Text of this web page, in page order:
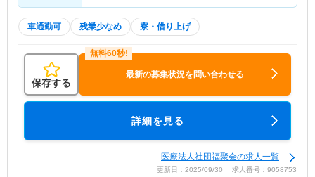
車通勤可 残業少なめ 寮・借り上げ
保存する
最新の募集状況を問い合わせる
詳細を見る
医療法人社団福聚会の求人一覧
更新日：2025/09/30 求人番号：9058753